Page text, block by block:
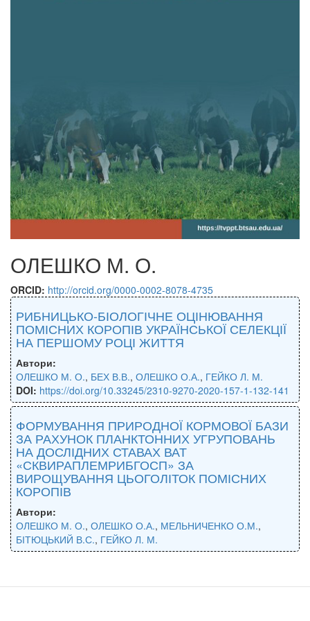
ОЛЕШКО М. О.
ORCID: http://orcid.org/0000-0002-8078-4735
РИБНИЦЬКО-БІОЛОГІЧНЕ ОЦІНЮВАННЯ
ПОМІСНИХ КОРОПІВ УКРАЇНСЬКОЇ СЕЛЕКЦІЇ
НА ПЕРШОМУ РОЦІ ЖИТТЯ
Автори:
ОЛЕШКО М. О., БЕХ В.В., ОЛЕШКО О.А., ГЕЙКО Л. М.
DOI: https://doi.org/10.33245/2310-9270-2020-157-1-132-141
ФОРМУВАННЯ ПРИРОДНОЇ КОРМОВОЇ БАЗИ
ЗА РАХУНОК ПЛАНКТОННИХ УГРУПОВАНЬ
НА ДОСЛІДНИХ СТАВАХ ВАТ
«СКВИРАПЛЕМРИБГОСП» ЗА
ВИРОЩУВАННЯ ЦЬОГОЛІТОК ПОМІСНИХ
КОРОПІВ
Автори:
ОЛЕШКО М. О., ОЛЕШКО О.А., МЕЛЬНИЧЕНКО О.М.,
БІТЮЦЬКИЙ В.С., ГЕЙКО Л. М.